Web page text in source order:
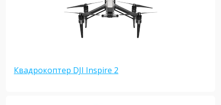
Квадрокоптер DJI Inspire 2